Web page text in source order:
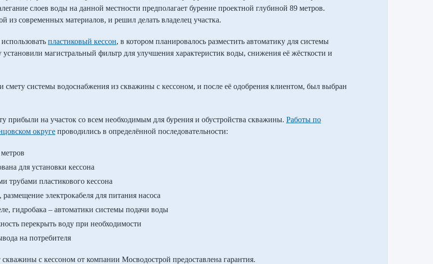
слоев воды на данной местности предполагает бурение проектной глубиной 89 метров.
из современных материалов, и решил делать владелец участка.
пластиковый кессон, в котором планировалось разместить автоматику для системы
магистральный фильтр для улучшения характеристик воды, снижения её жёсткости и
смету системы водоснабжения из скважины с кессоном, и после её одобрения клиентом, был выбран
прибыли на участок со всем необходимым для бурения и обустройства скважины. Работы по
округе проводились в определённой последовательности:
для установки кессона
трубами пластикового кессона
электрокабеля для питания насоса
гидробака – автоматики системы подачи воды
перекрыть воду при необходимости
на потребителя
с кессоном от компании Мосводострой предоставлена гарантия.